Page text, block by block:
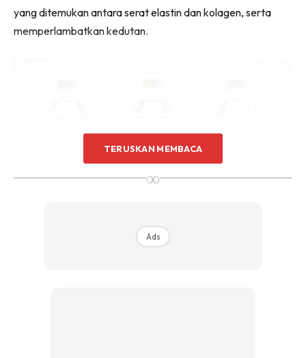
yang ditemukan antara serat elastin dan kolagen, serta
memperlambatkan kedutan.
Photo by Suzy Hazelwood from Pexels
TERUSKAN MEMBACA
∞
Ads